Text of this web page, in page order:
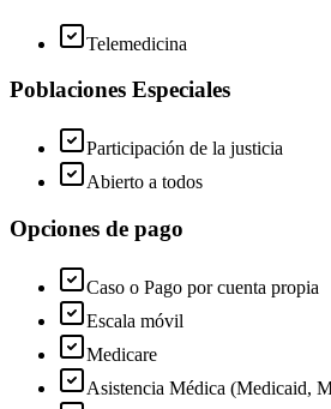
Telemedicina
Poblaciones Especiales
Participación de la justicia
Abierto a todos
Opciones de pago
Caso o Pago por cuenta propia
Escala móvil
Medicare
Asistencia Médica (Medicaid,